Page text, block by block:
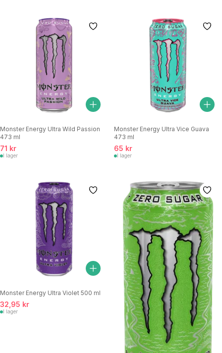
Monster Energy Ultra Wild Passion
473 ml
71 kr
I lager
Monster Energy Ultra Vice Guava
473 ml
65 kr
I lager
Monster Energy Ultra Violet 500 ml
32,95 kr
I lager